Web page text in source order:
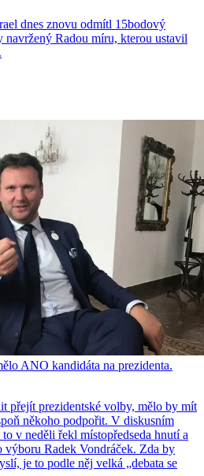
dnes znovu odmítl 15bodový
navržený Radou míru, kterou ustavil
ANO kandidáta na prezidenta.
přejít prezidentské volby, mělo by mít
někoho podpořit. V diskusním
v neděli řekl místopředseda hnutí a
výboru Radek Vondráček. Zda by
je to podle něj velká „debata se